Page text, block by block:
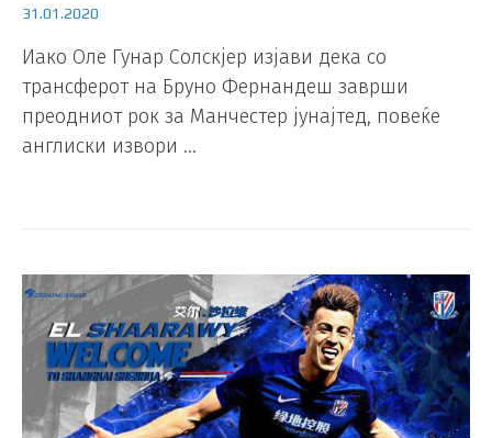
31.01.2020
Иако Оле Гунар Солскјер изјави дека со
трансферот на Бруно Фернандеш заврши
преодниот рок за Манчестер јунајтед, повеќе
англиски извори …